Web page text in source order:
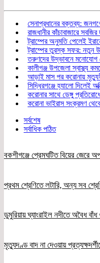
সেনাপ্রধানের বক্তব্য:
রাজধানীর কাঁচাবাজারে
ট্রাম্পের অনুমতি পেলেই
ট্রাম্পের তুরস্ক সফর: নতুন
তরুণদের উদ্ভাবনে মনোযোগ
কালীগঞ্জ উপজেলা স্বাস্থ্য
আড়াই মাস পর করোনায়
সিদ্ধিরগঞ্জে হ্যালো দিলেই
করোনার সাথে ডেঙ্গু
করোনা ভাইরাস সংক্রমণ থেকে
সর্বশেষ
সর্বাধিক পঠিত
বকশীগঞ্জে প্রেমঘটিত বিয়ের জেরে
প্রথম শ্রেণিতে লটারি, অন্য সব
ডুমুরিয়ায় ঘ্যাংরাইল নদীতে অবৈধ
মৃত্যুদণ্ড বাদ না দেওয়ায়